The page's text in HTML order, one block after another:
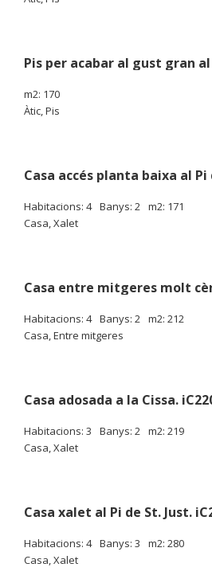
Pis per acabar al gust gran
m2: 170
Àtic, Pis
Casa accés planta baixa al Pi
Habitacions: 4 Banys: 2 m2: 171
Casa, Xalet
Casa entre mitgeres molt
Habitacions: 4 Banys: 2 m2: 212
Casa, Entre mitgeres
Casa adosada a la Cissa.
Habitacions: 3 Banys: 2 m2: 219
Casa, Xalet
Casa xalet al Pi de St. Just.
Habitacions: 4 Banys: 3
m2: 280
Casa, Xalet